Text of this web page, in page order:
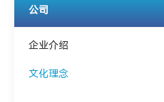
公司
企业介绍
文化理念